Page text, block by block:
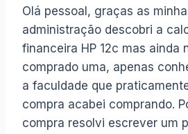
Olá pessoal, graças as
administração descobri a
financeira HP 12c mas ainda
comprado uma, apenas
a faculdade que
compra acabei comprando.
compra resolvi escrever um